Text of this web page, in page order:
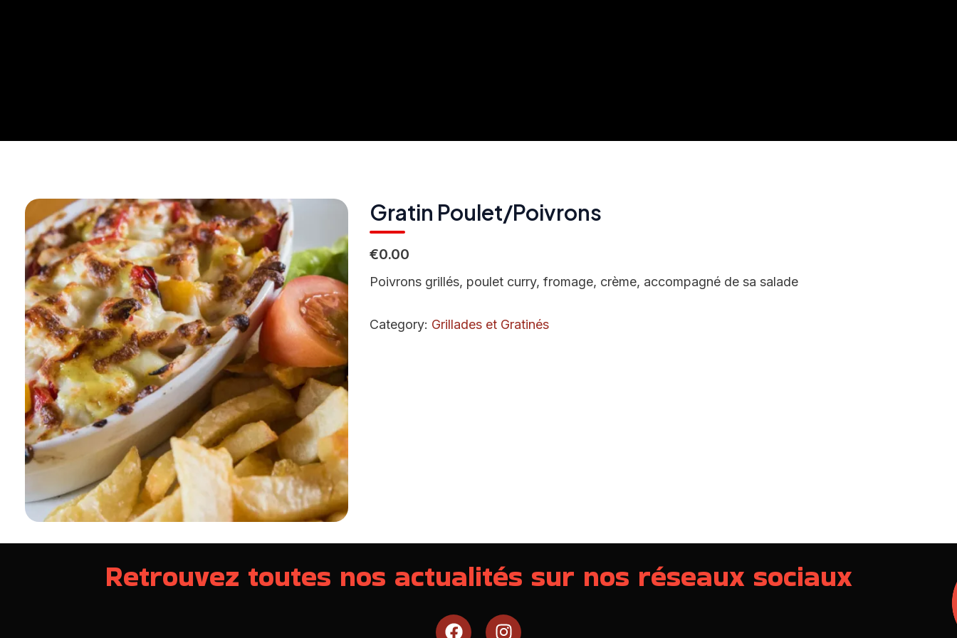
Gratin Poulet/Poivrons
€0.00
Poivrons grillés, poulet curry, fromage, crème, accompagné de sa salade
Category: Grillades et Gratinés
Retrouvez toutes nos actualités sur nos réseaux sociaux
F
I